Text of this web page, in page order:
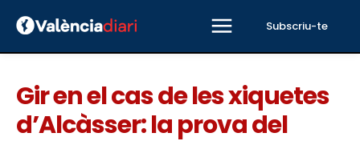
Subscriu-te
Gir en el cas de les xiquetes
d’Alcàsser: la prova del